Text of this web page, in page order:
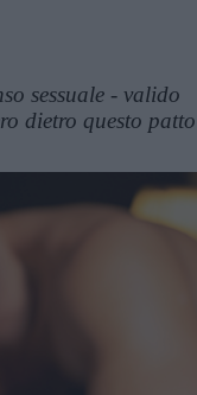
sessuale - valido
dietro questo patto